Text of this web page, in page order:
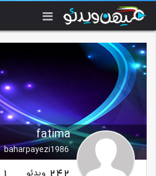
fatima
baharpayezi1986
242
1